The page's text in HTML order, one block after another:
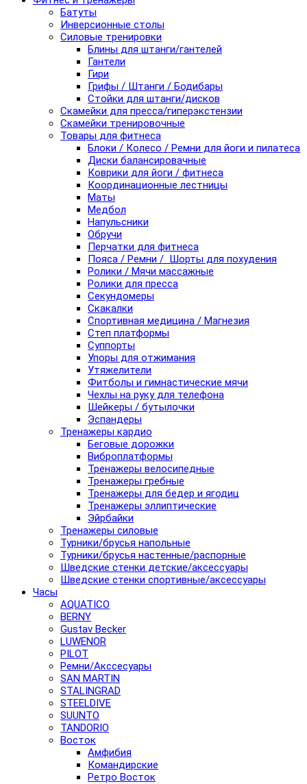
Батуты
Инверсионные столы
Силовые тренировки
Блины для штанги/гантелей
Гантели
Гири
Грифы / Штанги / Бодибары
Стойки для штанги/дисков
Скамейки для пресса/гиперэкстензии
Скамейки тренировочные
Товары для фитнеса
Блоки / Колесо / Ремни для йоги и пилатеса
Диски балансировачные
Коврики для йоги / фитнеса
Координационные лестницы
Маты
Медбол
Напульсники
Обручи
Перчатки для фитнеса
Пояса / Ремни / Шорты для похудения
Ролики / Мячи массажные
Ролики для пресса
Секундомеры
Скакалки
Спортивная медицина / Магнезия
Степ платформы
Суппорты
Упоры для отжимания
Утяжелители
Фитболы и гимнастические мячи
Чехлы на руку для телефона
Шейкеры / бутылочки
Эспандеры
Тренажеры кардио
Беговые дорожки
Виброплатформы
Тренажеры велосипедные
Тренажеры гребные
Тренажеры для бедер и ягодиц
Тренажеры эллиптические
Эйрбайки
Тренажеры силовые
Турники/брусья напольные
Турники/брусья настенные/распорные
Шведские стенки детские/аксессуары
Шведские стенки спортивные/аксессуары
Часы
AQUATICO
BERNY
Gustav Becker
LUWENOR
PILOT
Pемни/Акссесуары
SAN MARTIN
STALINGRAD
STEELDIVE
SUUNTO
TANDORIO
Восток
Амфибия
Командирские
Ретро Восток